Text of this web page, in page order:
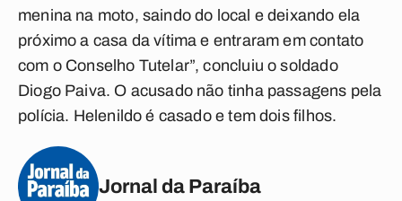
menina na moto, saindo do local e deixando ela
próximo a casa da vítima e entraram em contato
com o Conselho Tutelar”, concluiu o soldado
Diogo Paiva. O acusado não tinha passagens pela
polícia. Helenildo é casado e tem dois filhos.
Jornal da Paraíba